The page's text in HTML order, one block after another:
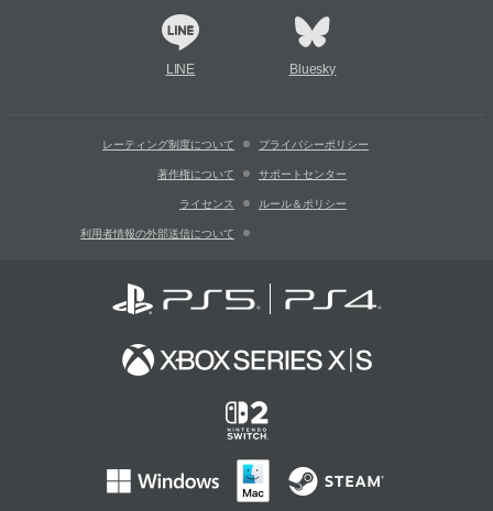
LINE Bluesky
レーティング制度について プライバシーポリシー
著作権について サポートセンター
ライセンス ルール＆ポリシー
利用者情報の外部送信について